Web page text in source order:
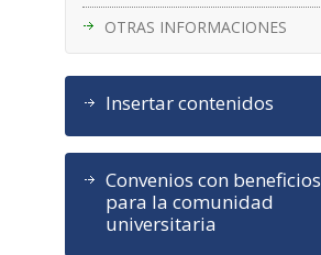
OTRAS INFORMACIONES
Insertar contenidos
Convenios con beneficios
para la comunidad
universitaria